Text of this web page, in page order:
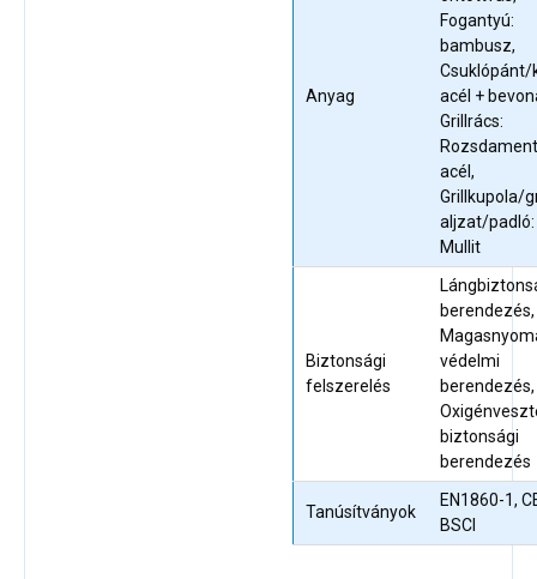
Anyag
Fogantyú:
bambusz,
Csuklópánt/
acél +
Grillrács:
acél,
Grillkupola/
aljzat/padló:
Mullit
Biztonsági
felszerelés
berendezés,
védelmi
berendezés,
biztonsági
berendezés
Tanúsítványok
EN1860-1,
BSCI